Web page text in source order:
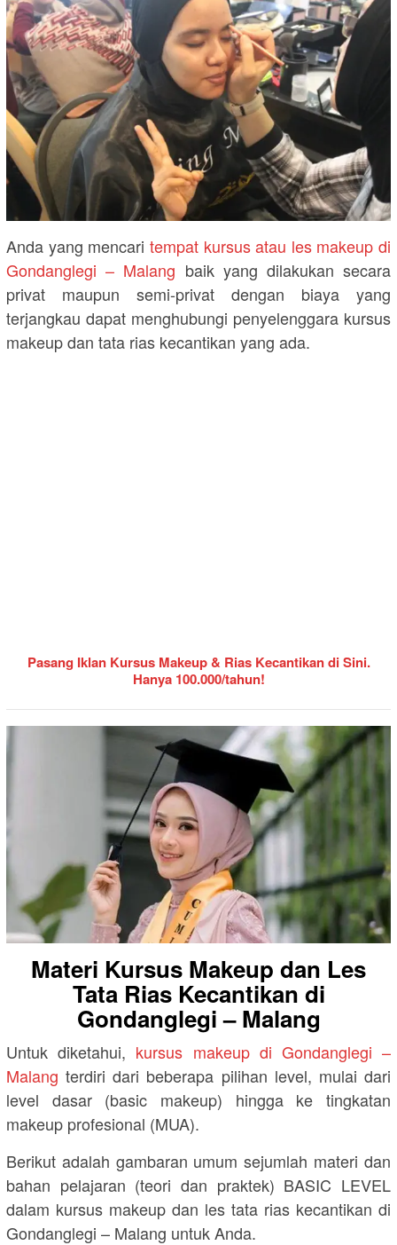
Anda yang mencari tempat kursus atau les makeup di
Gondanglegi – Malang baik yang dilakukan secara
privat maupun semi-privat dengan biaya yang
terjangkau dapat menghubungi penyelenggara kursus
makeup dan tata rias kecantikan yang ada.
Pasang Iklan Kursus Makeup & Rias Kecantikan di Sini.
Hanya 100.000/tahun!
Materi Kursus Makeup dan Les
Tata Rias Kecantikan di
Gondanglegi – Malang
Untuk diketahui, kursus makeup di Gondanglegi –
Malang terdiri dari beberapa pilihan level, mulai dari
level dasar (basic makeup) hingga ke tingkatan
makeup profesional (MUA).
Berikut adalah gambaran umum sejumlah materi dan
bahan pelajaran (teori dan praktek) BASIC LEVEL
dalam kursus makeup dan les tata rias kecantikan di
Gondanglegi – Malang untuk Anda.